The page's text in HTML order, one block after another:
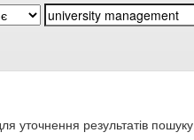
уточнення результатів